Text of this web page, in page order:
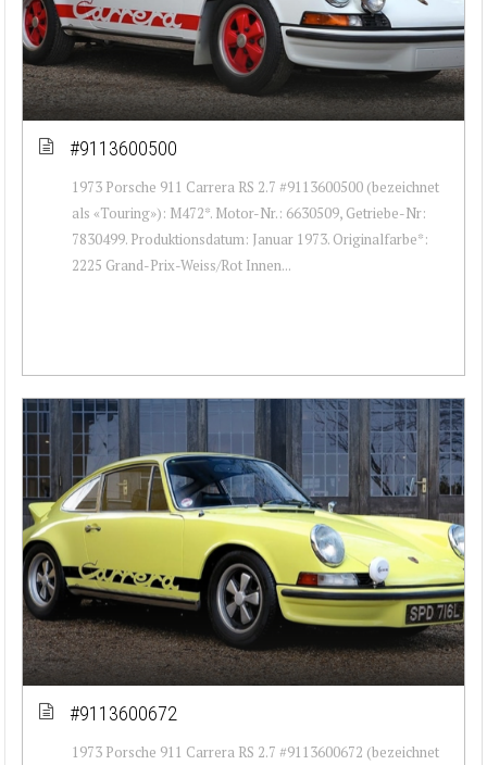
#9113600500
1973 Porsche 911 Carrera RS 2.7 #9113600500 (bezeichnet
als «Touring»): M472*. Motor-Nr.: 6630509, Getriebe-Nr:
7830499. Produktionsdatum: Januar 1973. Originalfarbe*:
2225 Grand-Prix-Weiss/Rot Innen...
#9113600672
1973 Porsche 911 Carrera RS 2.7 #9113600672 (bezeichnet